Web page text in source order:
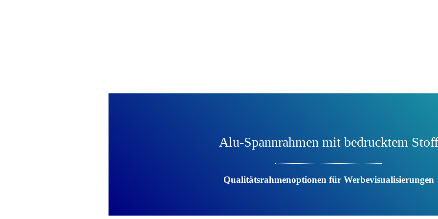
Alu-Spannrahmen mit bedrucktem Stoff
Qualitätsrahmenoptionen für Werbevisualisierungen